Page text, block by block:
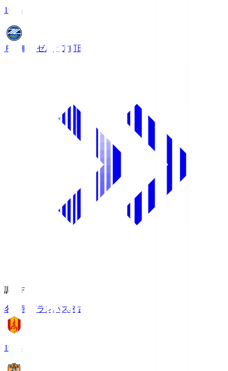
19:06
ＦＣ町田ゼルビア町田
調布FM
名古屋グランパス名古屋
19:03